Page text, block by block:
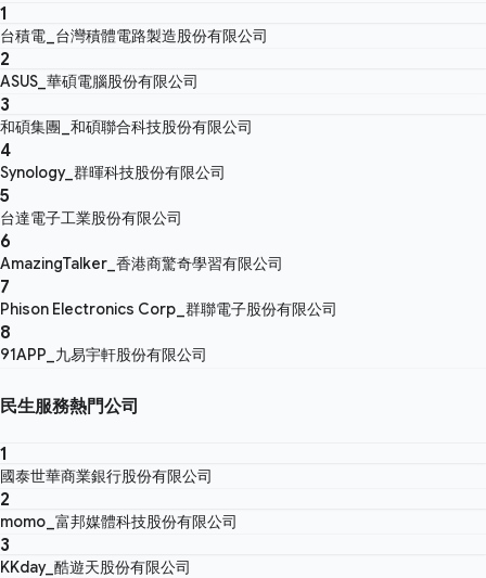
1
台積電_台灣積體電路製造股份有限公司
2
ASUS_華碩電腦股份有限公司
3
和碩集團_和碩聯合科技股份有限公司
4
Synology_群暉科技股份有限公司
5
台達電子工業股份有限公司
6
AmazingTalker_香港商驚奇學習有限公司
7
Phison Electronics Corp_群聯電子股份有限公司
8
91APP_九易宇軒股份有限公司
民生服務熱門公司
1
國泰世華商業銀行股份有限公司
2
momo_富邦媒體科技股份有限公司
3
KKday_酷遊天股份有限公司